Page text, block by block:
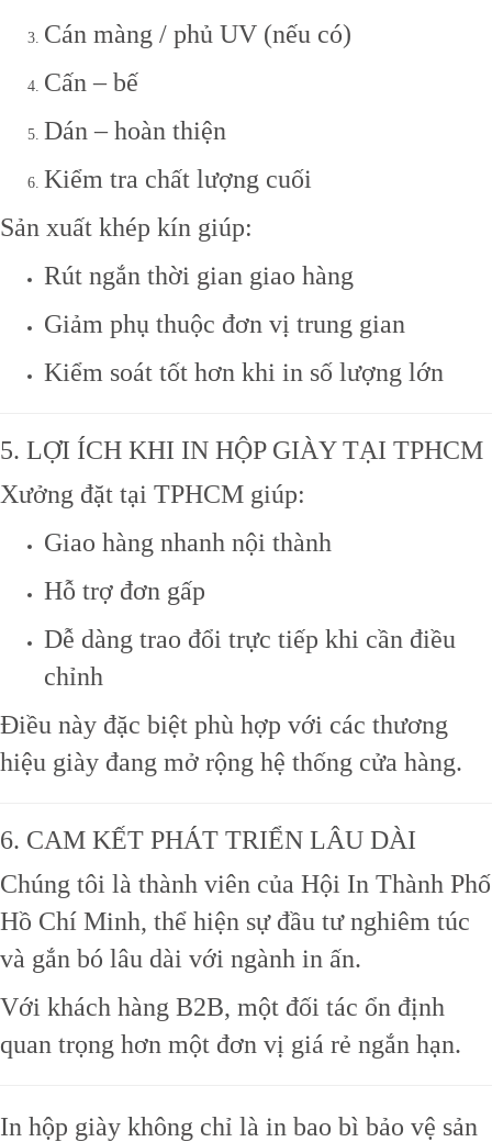
Cán màng / phủ UV (nếu có)
Cấn – bế
Dán – hoàn thiện
Kiểm tra chất lượng cuối
Sản xuất khép kín giúp:
Rút ngắn thời gian giao hàng
Giảm phụ thuộc đơn vị trung gian
Kiểm soát tốt hơn khi in số lượng lớn
5. LỢI ÍCH KHI IN HỘP GIÀY TẠI TPHCM
Xưởng đặt tại TPHCM giúp:
Giao hàng nhanh nội thành
Hỗ trợ đơn gấp
Dễ dàng trao đổi trực tiếp khi cần điều
chỉnh
Điều này đặc biệt phù hợp với các thương
hiệu giày đang mở rộng hệ thống cửa hàng.
6. CAM KẾT PHÁT TRIỂN LÂU DÀI
Chúng tôi là thành viên của Hội In Thành Phố
Hồ Chí Minh, thể hiện sự đầu tư nghiêm túc
và gắn bó lâu dài với ngành in ấn.
Với khách hàng B2B, một đối tác ổn định
quan trọng hơn một đơn vị giá rẻ ngắn hạn.
In hộp giày không chỉ là in bao bì bảo vệ sản